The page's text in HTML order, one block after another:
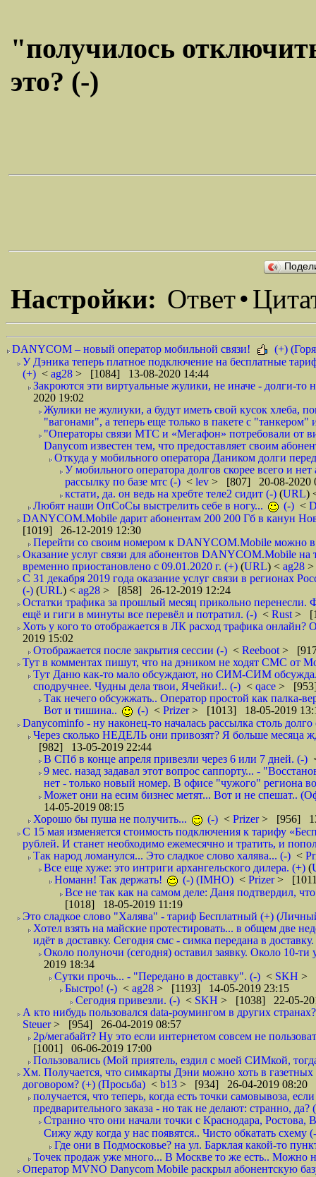
"получилось
это? (-)
Настройки: Ответ•
DANYCOM – новый оператор мобильной связи!
(+)
У Дэника теперь платное подключение на бесплатные
(+) < ag28 > [1084] 13-08-2020 14:44
Закроются эти виртуальные жулики, не иначе - долги-то
2020 19:02
Жулики не жулиуки, а будут иметь свой кусок хлеба,
"вагонами", а теперь еще только в пакете с
"Операторы связи МТС и «Мегафон» потребовали от
Danycom известен тем, что предоставляет своим
Откуда у мобильного оператора Даником долги
У мобильного оператора долгов скорее всего и
рассылку по базе мтс (-) < lev > [807] 20-08-2020
кстати, да. он ведь на хребте теле2 сидит (-) (URL)
Любят наши ОпСоСы выстрелить себе в ногу...
(-) <
DANYCOM.Mobile дарит абонентам 200 200 Гб в канун
[1019] 26-12-2019 12:30
Перейти со своим номером к DANYCOM.Mobile можно в
Оказание услуг связи для абонентов DANYCOM.Mobile
временно приостановлено с 09.01.2020 г. (+) (URL) < ag28 >
С 31 декабря 2019 года оказание услуг связи в регионах
(-) (URL) < ag28 > [858] 26-12-2019 12:24
Остатки трафика за прошлый месяц прикольно
ещё и гиги в минуты все перевёл и потратил. (-) < Rust >
Хоть у кого то отображается в ЛК расход трафика
2019 15:02
Отображается после закрытия сессии (-) < Reeboot >
Тут в комментах пишут, что на дэником не ходят СМС от
Тут Даню как-то мало обсуждают, но СИМ-СИМ
сподручнее. Чудны дела твои, Ячейки!.. (-) < qace > [953]
Так нечего обсужжать.. Оператор простой как палка-
Вот и тишина..
(-) < Prizer> [1013] 18-05-2019
Danycominfo - ну наконец-то началась рассылка столь
Через сколько НЕДЕЛЬ они привозят? Я больше месяца
[982] 13-05-2019 22:44
В СПб в конце апреля привезли через 6 или 7 дней. (-)
9 мес. назад задавал этот вопрос саппорту... -
нет - только новый номер. В офисе "чужого" региона
Может они на есим бизнес метят... Вот и не спешат..
14-05-2019 08:15
Хорошо бы пуша не получить...
(-) < Prizer> [956]
С 15 мая изменяется стоимость подключения к тарифу
рублей. И станет необходимо ежемесячно и тратить, и
Так народ ломанулся... Это сладкое слово халява... (-) <
Все еще хуже: это интриги архангельского дилера. (+) (
Номанн! Так держать!
(-) (IMHO) < Prizer>
Все не так как на самом деле: Даня подтвердил,
[1018] 18-05-2019 11:19
Это сладкое слово "Халява" - тариф Бесплатный (+)
Хотел взять на майские протестировать... в общем две
идёт в доставку. Сегодня смс - симка передана в
Около полуночи (сегодня) оставил заявку. Около 10-ти
2019 18:34
Сутки прочь... - "Передано в доставку". (-) < SKH >
Быстро! (-) < ag28 > [1193] 14-05-2019 23:15
Сегодня привезли. (-) < SKH > [1038] 22-05-
А кто нибудь пользовался data-роумингом в других
Steuer> [954] 26-04-2019 08:57
2р/мегабайт? Ну это если интернетом совсем не
[1001] 06-06-2019 17:00
Пользовались (Мой приятель, ездил с моей СИМкой,
Хм. Получается, что симкарты Дэни можно хоть в газетных
договором? (+) (Просьба) < b13 > [934] 26-04-2019 08:20
получается, что теперь, когда есть точки самовывоза,
предварительного заказа - но так не делают: странно, да?
Странно что они начали точки с Краснодара,
Сижу жду когда у нас появятся.. Чисто обкатать схему
Где они в Подмосковье? на ул. Барклая какой-то
Точек продаж уже много... В Москве то же есть.. Можно
Оператор MVNO Danycom Mobile раскрыл абонентскую